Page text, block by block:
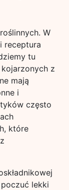
W
receptura
tu
z
mają
i
często
które
lekki